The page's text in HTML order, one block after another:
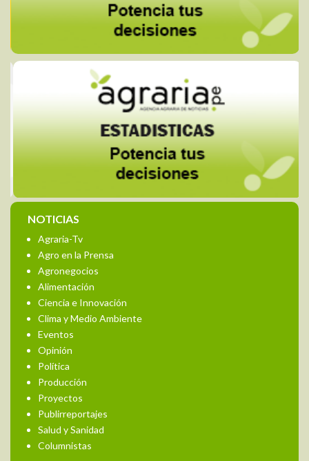
NOTICIAS
Agraria-Tv
Agro en la Prensa
Agronegocios
Alimentación
Ciencia e Innovación
Clima y Medio Ambiente
Eventos
Opinión
Política
Producción
Proyectos
Publirreportajes
Salud y Sanidad
Columnistas